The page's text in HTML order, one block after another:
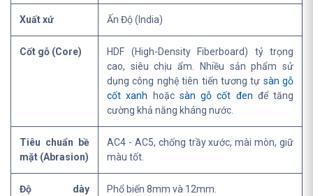
Xuất xứ Ấn Độ (India)
Cốt gỗ (Core)
HDF (High-Density Fiberboard) tỷ trọng
cao, siêu chịu ẩm. Nhiều sản phẩm sử
dụng công nghệ tiên tiến tương tự sàn gỗ
cốt xanh hoặc sàn gỗ cốt đen để tăng
cường khả năng kháng nước.
Tiêu chuẩn bề
mặt (Abrasion)
AC4 - AC5, chống trầy xước, mài mòn, giữ
màu tốt.
Độ dày
Phổ biến 8mm và 12mm.